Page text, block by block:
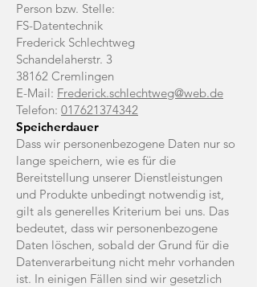
Person bzw. Stelle:
FS-Datentechnik
Frederick Schlechtweg
Schandelaherstr. 3
38162 Cremlingen
E-Mail: Frederick.schlechtweg@web.de
Telefon: 017621374342
Speicherdauer
Dass wir personenbezogene Daten nur so
lange speichern, wie es für die
Bereitstellung unserer Dienstleistungen
und Produkte unbedingt notwendig ist,
gilt als generelles Kriterium bei uns. Das
bedeutet, dass wir personenbezogene
Daten löschen, sobald der Grund für die
Datenverarbeitung nicht mehr vorhanden
ist. In einigen Fällen sind wir gesetzlich